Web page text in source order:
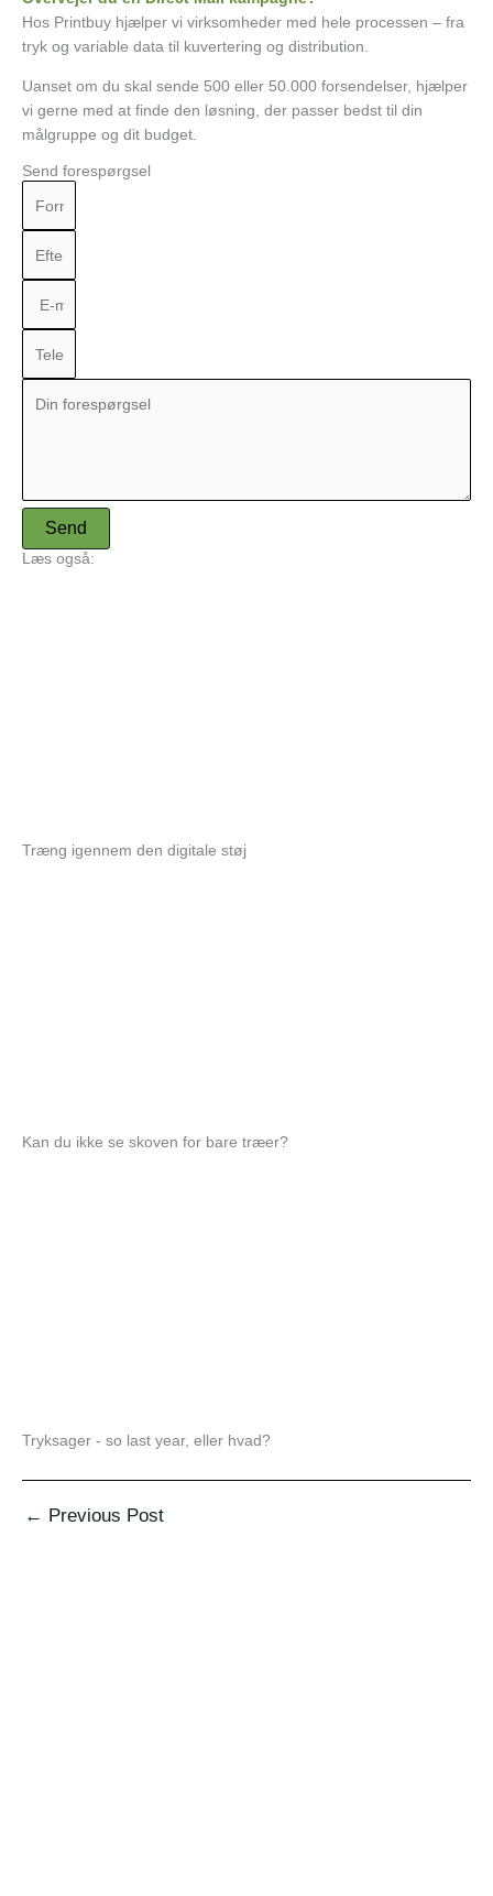
Hos Printbuy hjælper vi virksomheder med hele processen – fra
tryk og variable data til kuvertering og distribution.
Uanset om du skal sende 500 eller 50.000 forsendelser, hjælper
vi gerne med at finde den løsning, der passer bedst til din
målgruppe og dit budget.
Send forespørgsel
Send
Læs også:
Træng igennem den digitale støj
Kan du ikke se skoven for bare træer?
Tryksager - so last year, eller hvad?
← Previous Post